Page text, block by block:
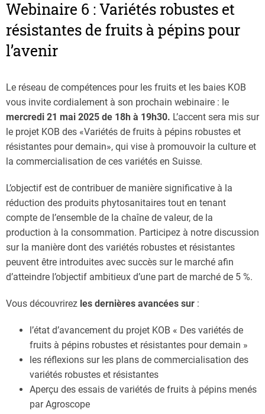
Webinaire 6 : Variétés robustes et
résistantes de fruits à pépins pour
l’avenir
Le réseau de compétences pour les fruits et les baies KOB
vous invite cordialement à son prochain webinaire : le
mercredi 21 mai 2025 de 18h à 19h30. L’accent sera mis sur
le projet KOB des «Variétés de fruits à pépins robustes et
résistantes pour demain», qui vise à promouvoir la culture et
la commercialisation de ces variétés en Suisse.
L’objectif est de contribuer de manière significative à la
réduction des produits phytosanitaires tout en tenant
compte de l’ensemble de la chaîne de valeur, de la
production à la consommation. Participez à notre discussion
sur la manière dont des variétés robustes et résistantes
peuvent être introduites avec succès sur le marché afin
d’atteindre l’objectif ambitieux d’une part de marché de 5 %.
Vous découvrirez les dernières avancées sur :
l’état d’avancement du projet KOB « Des variétés de
fruits à pépins robustes et résistantes pour demain »
les réflexions sur les plans de commercialisation des
variétés robustes et résistantes
Aperçu des essais de variétés de fruits à pépins menés
par Agroscope